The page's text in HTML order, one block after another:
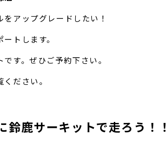
アップグレードしたい！
トします。
す。ぜひご予約下さい。
ください。
鈴鹿サーキットで走ろう！